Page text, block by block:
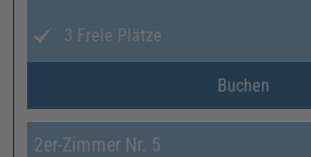
3 Freie Plätze
Buchen
2er-Zimmer Nr. 5